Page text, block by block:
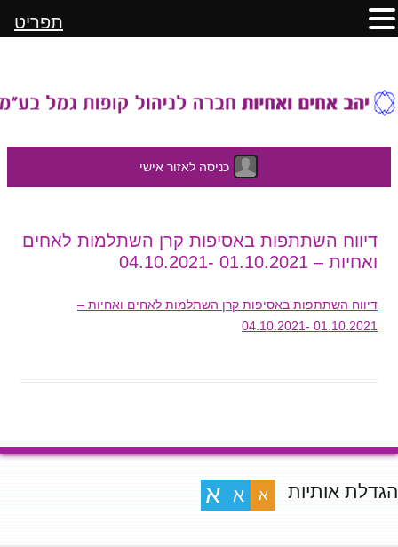
כניסה לאזור אישי
לתוכן
דיווח השתתפות באסיפות קרן השתלמות לאחים
ואחיות – 01.10.2021 -04.10.2021
דיווח השתתפות באסיפות קרן השתלמות לאחים ואחיות –
01.10.2021 -04.10.2021
הגדלת אותיות א א א
תפריט